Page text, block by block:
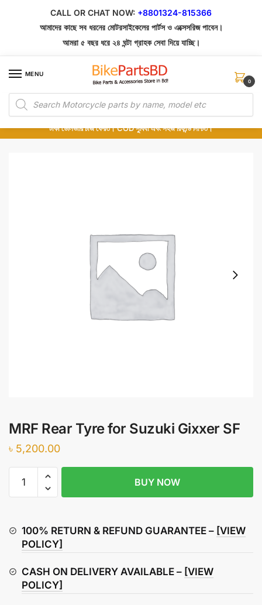
CALL OR CHAT NOW: +8801324-815366
আমাদের কাছে সব ধরনের মোটরসাইকেলের পার্টস ও এক্সেসরিজ পাবেন।
আমরা ৫ বছর ধরে ২৪ ঘন্টা গ্রাহক সেবা দিয়ে যাচ্ছি।
MENU
Products
search
0
১০০% অরিজিনাল পার্টস – শোরুম থেকে সরাসরি সংগ্রহ এবং শুধুমাত্র কুরিয়ার সার্ভিসে ডেলিভারি।
অর্ডার করার পর পার্টের ছবি দেখুন। পছন্দ হলে Cash on Delivery দিন, না হলে ৫ মিনিটে ১৯৯
টাকা ডেলিভারি চার্জ ফেরত। COD সুবিধা এবং সহজ রিফান্ড নিশ্চিত।
MRF Rear Tyre for Suzuki Gixxer SF
৳ 5,200.00
Rear
Suzuki
Gixxer
quantity
BUY NOW
100% RETURN & REFUND GUARANTEE – [VIEW
POLICY]
CASH ON DELIVERY AVAILABLE – [VIEW
POLICY]